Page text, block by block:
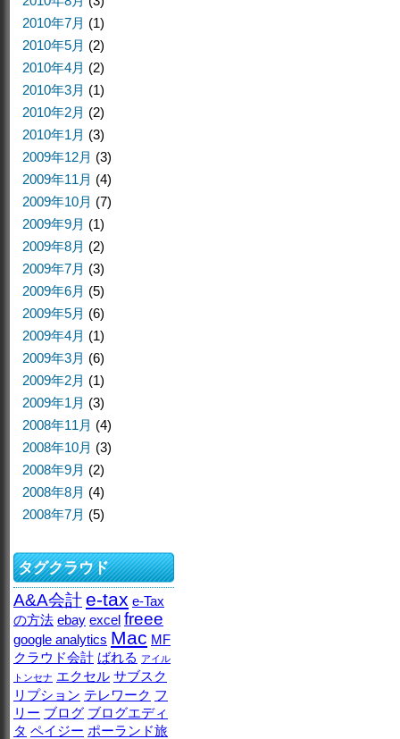
2010年7月 (1)
2010年5月 (2)
2010年4月 (2)
2010年3月 (1)
2010年2月 (2)
2010年1月 (3)
2009年12月 (3)
2009年11月 (4)
2009年10月 (7)
2009年9月 (1)
2009年8月 (2)
2009年7月 (3)
2009年6月 (5)
2009年5月 (6)
2009年4月 (1)
2009年3月 (6)
2009年2月 (1)
2009年1月 (3)
2008年11月 (4)
2008年10月 (3)
2008年9月 (2)
2008年8月 (4)
2008年7月 (5)
タグクラウド
A&A会計e-tax e-Tax
の方法 ebay excel freee
google analytics Mac MF
クラウド会計 ばれる アイル
トンセナ エクセル サブスク
リプション テレワーク フ
リー ブログ ブログエディ
タ ペイジー ポーランド旅